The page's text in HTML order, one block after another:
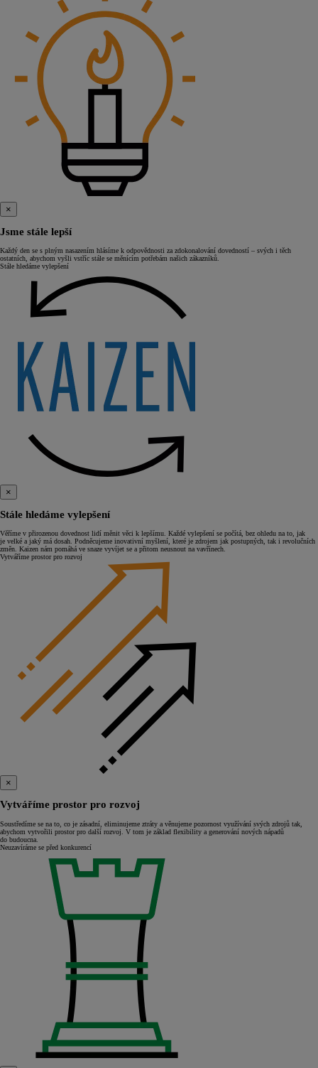
×
Jsme stále lepší
Každý den se s plným nasazením hlásíme k odpovědnosti za zdokonalování dovedností – svých i těch
ostatních, abychom vyšli vstříc stále se měnícím potřebám našich zákazníků.
Stále hledáme vylepšení
×
Stále hledáme vylepšení
Věříme v přirozenou dovednost lidí měnit věci k lepšímu. Každé vylepšení se počítá, bez ohledu na to, jak
je velké a jaký má dosah. Podněcujeme inovativní myšlení, které je zdrojem jak postupných, tak i revolučních
změn. Kaizen nám pomáhá ve snaze vyvíjet se a přitom neusnout na vavřínech.
Vytváříme prostor pro rozvoj
×
Vytváříme prostor pro rozvoj
Soustředíme se na to, co je zásadní, eliminujeme ztráty a věnujeme pozornost využívání svých zdrojů tak,
abychom vytvořili prostor pro další rozvoj. V tom je základ flexibility a generování nových nápadů
do budoucna.
Neuzavíráme se před konkurencí